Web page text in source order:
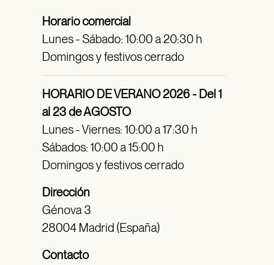
Horario comercial
Lunes - Sábado: 10:00 a 20:30 h
Domingos y festivos cerrado
HORARIO DE VERANO 2026 - Del 1
al 23 de AGOSTO
Lunes - Viernes: 10:00 a 17:30 h
Sábados: 10:00 a 15:00 h
Domingos y festivos cerrado
Dirección
Génova 3
28004 Madrid (España)
Contacto